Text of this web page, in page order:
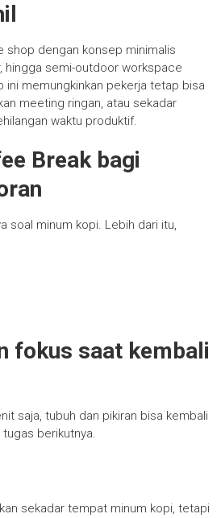
shop dengan konsep minimalis
hingga semi-outdoor workspace
ini memungkinkan pekerja tetap bisa
meeting ringan, atau sekadar
waktu produktif.
Break bagi
soal minum kopi. Lebih dari itu,
fokus saat kembali
saja, tubuh dan pikiran bisa kembali
berikutnya.
sekadar tempat minum kopi, tetapi